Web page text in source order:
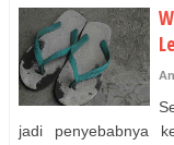
jadi penyebabnya